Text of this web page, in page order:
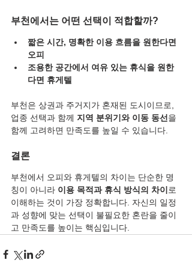
부천에서는 어떤 선택이 적합할까?
짧은 시간, 명확한 이용 흐름을 원한다면
오피
조용한 공간에서 여유 있는 휴식을 원한
다면 휴게텔
부천은 상권과 주거지가 혼재된 도시이므로,
업종 선택과 함께 지역 분위기와 이동 동선 을
함께 고려하면 만족도를 높일 수 있습니다.
결론
부천에서 오피와 휴게텔의 차이는 단순한 명
칭이 아니라 이용 목적과 휴식 방식의 차이 로
이해하는 것이 가장 정확합니다. 자신의 일정
과 성향에 맞는 선택이 불필요한 혼란을 줄이
고 만족도를 높이는 핵심입니다.